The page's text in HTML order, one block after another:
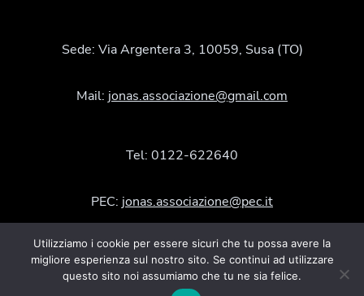
Sede: Via Argentera 3, 10059, Susa (TO)
Mail: jonas.associazione@gmail.com
Tel: 0122-622640
PEC: jonas.associazione@pec.it
Facebook Instagram YouTube
Utilizziamo i cookie per essere sicuri che tu possa avere la
migliore esperienza sul nostro sito. Se continui ad utilizzare
questo sito noi assumiamo che tu ne sia felice.